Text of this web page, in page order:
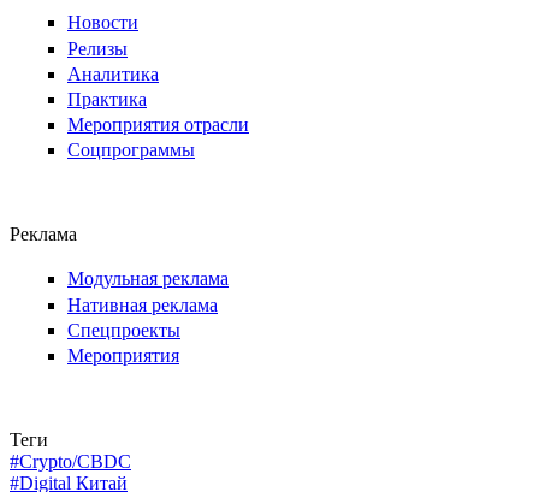
Новости
Релизы
Аналитика
Практика
Мероприятия отрасли
Соцпрограммы
Реклама
Модульная реклама
Нативная реклама
Спецпроекты
Мероприятия
Теги
#Crypto/CBDC
#Digital Китай